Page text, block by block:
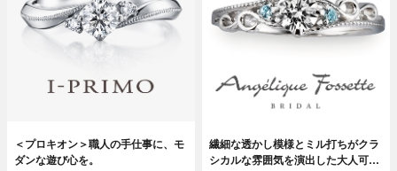
＜プロキオン＞職人の手仕事に、モ
ダンな遊び心を。
繊細な透かし模様とミル打ちがクラ
シカルな雰囲気を演出した大人可愛